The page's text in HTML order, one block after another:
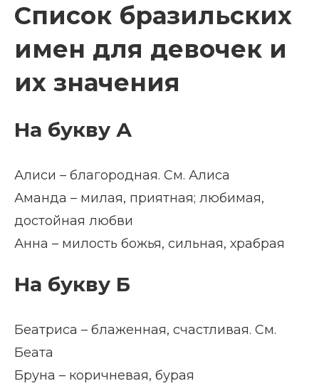
Список бразильских
имен для девочек и
их значения
На букву А
Алиси – благородная. См. Алиса
Аманда – милая, приятная; любимая,
достойная любви
Анна – милость божья, сильная, храбрая
На букву Б
Беатриса – блаженная, счастливая. См.
Беата
Бруна – коричневая, бурая